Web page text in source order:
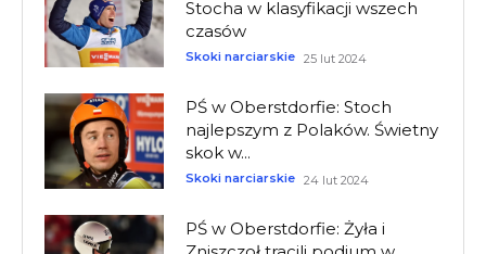
Stocha w klasyfikacji wszech
czasów
Skoki narciarskie 25 lut 2024
PŚ w Oberstdorfie: Stoch
najlepszym z Polaków. Świetny
skok w...
Skoki narciarskie 24 lut 2024
PŚ w Oberstdorfie: Żyła i